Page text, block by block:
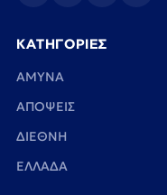
ΚΑΤΗΓΟΡΙΕΣ
ΑΜΥΝΑ
ΑΠΟΨΕΙΣ
ΔΙΕΘΝΗ
ΕΛΛΑΔΑ